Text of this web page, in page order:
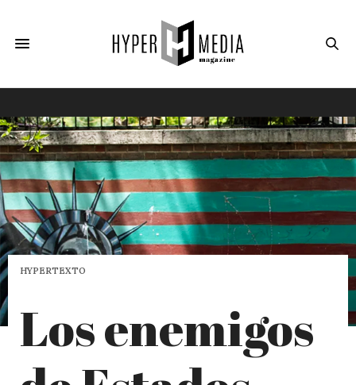
HYPERTEXTO
Los enemigos